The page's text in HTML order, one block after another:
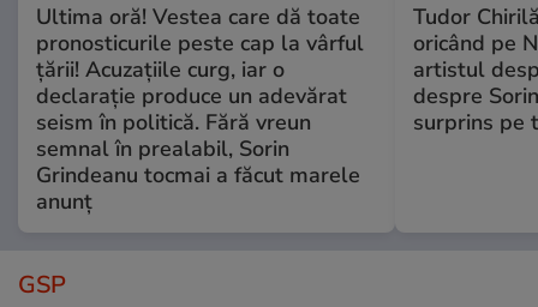
Ultima oră! Vestea care dă toate
pronosticurile peste cap la vârful
țării! Acuzațiile curg, iar o
declarație produce un adevărat
seism în politică. Fără vreun
semnal în prealabil, Sorin
Grindeanu tocmai a făcut marele
anunț
Tudor
oricând pe
artistul
despre
surprins pe
GSP